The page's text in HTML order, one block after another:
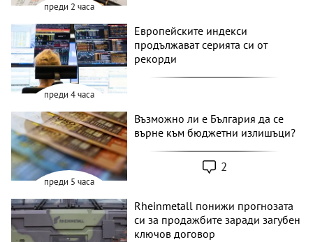
преди 2 часа
преди 4 часа
Европейските индекси
продължават серията си от
рекорди
преди 5 часа
Възможно ли е България да се
върне към бюджетни излишъци?
2
Rheinmetall понижи прогнозата
си за продажбите заради загубен
ключов договор